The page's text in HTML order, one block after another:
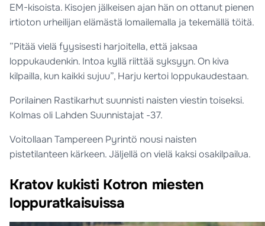
EM-kisoista. Kisojen jälkeisen ajan hän on ottanut pienen
irtioton urheilijan elämästä lomailemalla ja tekemällä töitä.
”Pitää vielä fyysisesti harjoitella, että jaksaa
loppukaudenkin. Intoa kyllä riittää syksyyn. On kiva
kilpailla, kun kaikki sujuu”, Harju kertoi loppukaudestaan.
Porilainen Rastikarhut suunnisti naisten viestin toiseksi.
Kolmas oli Lahden Suunnistajat -37.
Voitollaan Tampereen Pyrintö nousi naisten
pistetilanteen kärkeen. Jäljellä on vielä kaksi osakilpailua.
Kratov kukisti Kotron miesten
loppuratkaisuissa